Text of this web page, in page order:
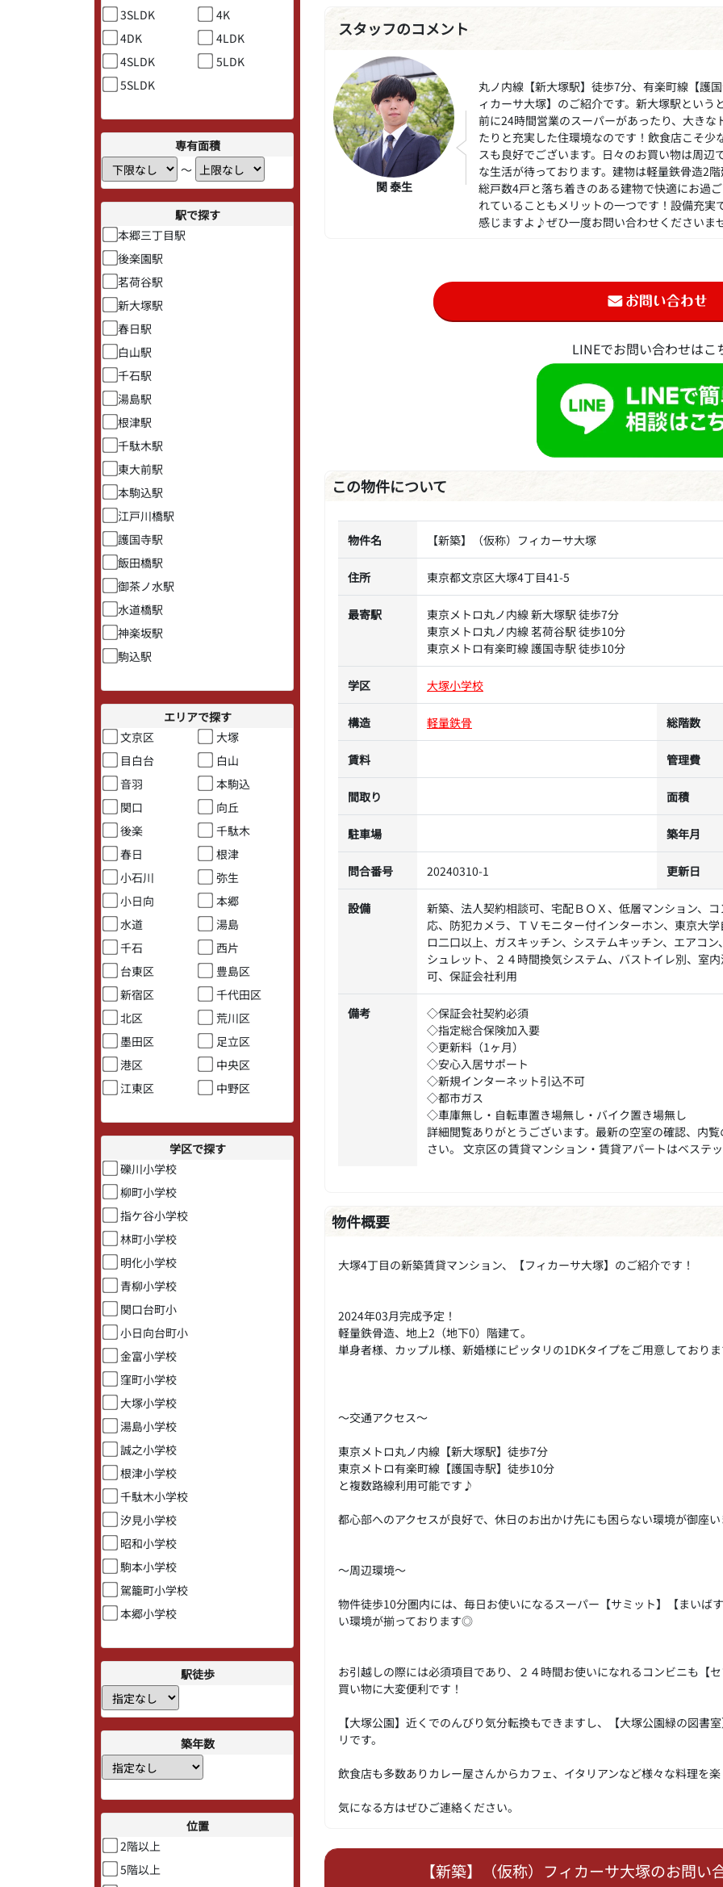
3SLDK
4K
4DK
4LDK
4SLDK
5LDK
5SLDK
専有面積
〜
駅で探す
本郷三丁目駅
後楽園駅
茗荷谷駅
新大塚駅
春日駅
白山駅
千石駅
湯島駅
根津駅
千駄木駅
東大前駅
本駒込駅
江戸川橋駅
護国寺駅
飯田橋駅
御茶ノ水駅
水道橋駅
神楽坂駅
駒込駅
エリアで探す
文京区
大塚
目白台
白山
音羽
本駒込
関口
向丘
後楽
千駄木
春日
根津
小石川
弥生
小日向
本郷
水道
湯島
千石
西片
台東区
豊島区
新宿区
千代田区
北区
荒川区
墨田区
足立区
港区
中央区
江東区
中野区
学区で探す
礫川小学校
柳町小学校
指ケ谷小学校
林町小学校
明化小学校
青柳小学校
関口台町小
小日向台町小
金富小学校
窪町小学校
大塚小学校
湯島小学校
誠之小学校
根津小学校
千駄木小学校
汐見小学校
昭和小学校
駒本小学校
駕籠町小学校
本郷小学校
駅徒歩
築年数
位置
2階以上
5階以上
スタッフのコメント
関 泰生
丸ノ内線【新大塚駅】徒歩7分、有楽町線【護
ィカーサ大塚】のご紹介です。新大塚駅とい
前に24時間営業のスーパーがあったり、大き
たりと充実した住環境なのです！飲食店こそ
スも良好でございます。日々のお買い物は周
な生活が待っております。建物は軽量鉄骨造2
総戸数4戸と落ち着きのある建物で快適にお過
れていることもメリットの一つです！設備充
感じますよ♪ぜひ一度お問い合わせくださいま
LINEでお問い合わせはこ
この物件について
物件名 【新築】（仮称）フィカーサ大塚
住所 東京都文京区大塚4丁目41-5
最寄駅
東京メトロ丸ノ内線 新大塚駅 徒歩7分
東京メトロ丸ノ内線 茗荷谷駅 徒歩10分
東京メトロ有楽町線 護国寺駅 徒歩10分
学区 大塚小学校
構造 軽量鉄骨 総階数
賃料 管理費
間取り 面積
駐車場 築年月
問合番号 20240310-1 更新日
設備
新築、法人契約相談可、宅配ＢＯＸ、低層マンション、
応、防犯カメラ、ＴＶモニター付インターホン、東京大
ロ二口以上、ガスキッチン、システムキッチン、エアコ
シュレット、２４時間換気システム、バストイレ別、室
可、保証会社利用
備考
◇保証会社契約必須
◇指定総合保険加入要
◇更新料（1ヶ月）
◇安心入居サポート
◇新規インターネット引込不可
◇都市ガス
◇車庫無し・自転車置き場無し・バイク置き場無し
詳細閲覧ありがとうございます。最新の空室の確認、内
さい。 文京区の賃貸マンション・賃貸アパートはベステ
物件概要
大塚4丁目の新築賃貸マンション、【フィカーサ大塚】のご紹介です！
2024年03月完成予定！
軽量鉄骨造、地上2（地下0）階建て。
単身者様、カップル様、新婚様にピッタリの1DKタイプをご用意しており
～交通アクセス～
東京メトロ丸ノ内線【新大塚駅】徒歩7分
東京メトロ有楽町線【護国寺駅】徒歩10分
と複数路線利用可能です♪
都心部へのアクセスが良好で、休日のお出かけ先にも困らない環境が御座
～周辺環境～
物件徒歩10分圏内には、毎日お使いになるスーパー【サミット】【まいば
い環境が揃っております◎
お引越しの際には必須項目であり、２４時間お使いになれるコンビニも【
買い物に大変便利です！
【大塚公園】近くでのんびり気分転換もできますし、【大塚公園緑の図書
リです。
飲食店も多数ありカレー屋さんからカフェ、イタリアンなど様々な料理を
気になる方はぜひご連絡ください。
【新築】（仮称）フィカーサ大塚のお問い